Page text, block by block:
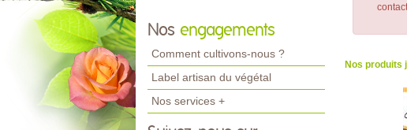
Nos engagements
Comment cultivons-nous ?
Label artisan du végétal
Nos services +
Nos produits